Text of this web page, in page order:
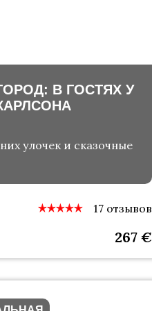
В ГОСТЯХ У
улочек и сказочные
17 отзывов
267€